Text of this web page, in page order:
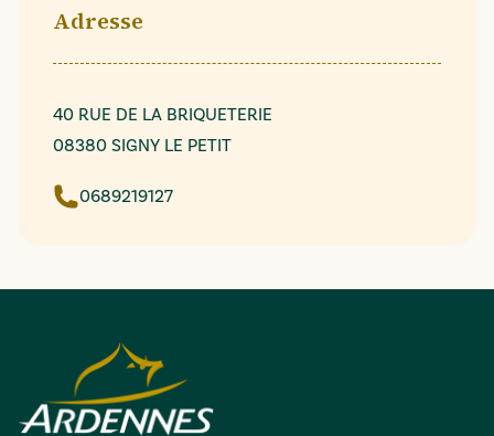
Adresse
40 RUE DE LA BRIQUETERIE
08380 SIGNY LE PETIT
0689219127